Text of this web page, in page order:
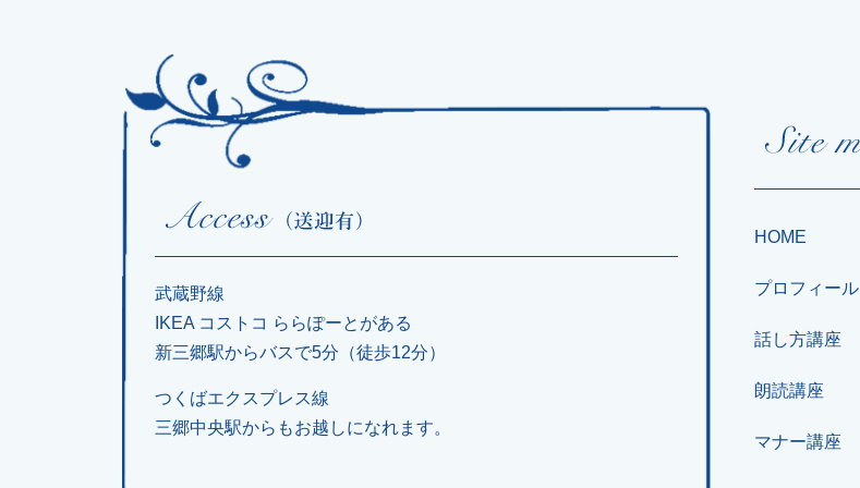
武蔵野線
IKEA コストコ ららぽーとがある
新三郷駅からバスで5分（徒歩12分）
つくばエクスプレス線
三郷中央駅からもお越しになれます。
HOME
プロフィール
話し方講座
朗読講座
マナー講座